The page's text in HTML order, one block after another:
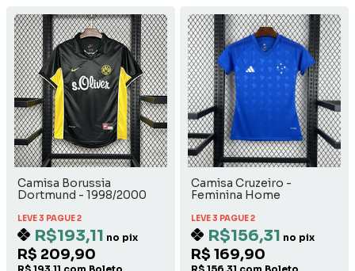
Camisa Borussia
Dortmund - 1998/2000
LEVE 3 PAGUE 2
R$193,11 no pix
R$ 209,90
Camisa Cruzeiro -
Feminina Home
LEVE 3 PAGUE 2
R$156,31 no pix
R$ 169,90